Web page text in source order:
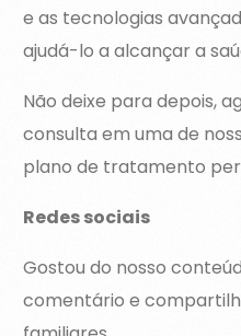
e as tecnologias
ajudá-lo a alcançar a
Não deixe para depois,
consulta em uma de
plano de tratamento
Redes sociais
Gostou do nosso
comentário e